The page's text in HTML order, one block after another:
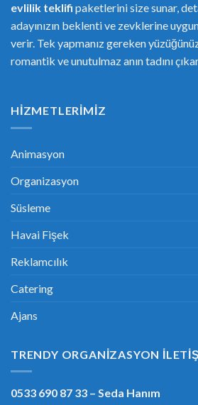
evlilik teklifi paketlerini size sunar,
adayınızın beklenti ve zevklerine
verir. Tek yapmanız gereken
romantik ve unutulmaz anın tadını
HIZMETLERIMIZ
Animasyon
Organizasyon
Süsleme
Havai Fişek
Reklamcılık
Catering
Ajans
TRENDY ORGANIZASYON
0533 690 87 33 – Seda Hanım